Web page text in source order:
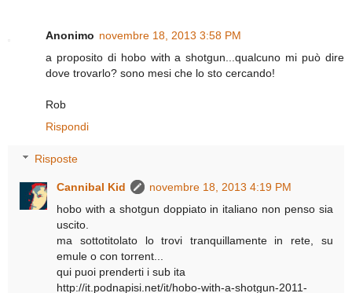
Anonimo novembre 18, 2013 3:58 PM
a proposito di hobo with a shotgun...qualcuno mi può dire
dove trovarlo? sono mesi che lo sto cercando!
Rob
Rispondi
Risposte
Cannibal Kid
novembre 18, 2013 4:19 PM
hobo with a shotgun doppiato in italiano non penso sia
uscito.
ma sottotitolato lo trovi tranquillamente in rete, su
emule o con torrent...
qui puoi prenderti i sub ita
http://it.podnapisi.net/it/hobo-with-a-shotgun-2011-